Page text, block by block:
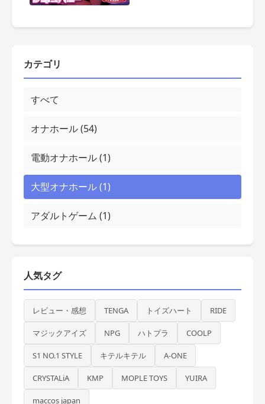
カテゴリ
すべて
オナホール (54)
電動オナホール (1)
大型オナホール (1)
アダルトゲーム (1)
人気タグ
レビュー・感想 TENGA トイズハート RIDE
マジックアイズ NPG ハトプラ COOLP
S1 NO.1 STYLE キテルキテル A-ONE
CRYSTALiA KMP MOPLE TOYS YUIRA
maccos japan